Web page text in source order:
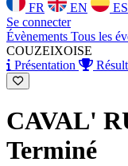
FR EN
ES
Se connecter
Évènements Tous les
COUZEIXOISE
Présentation
CAVAL'
Terminé